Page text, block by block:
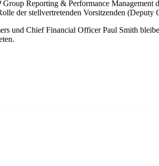
Reporting & Performance
der stellvertretenden Vorsitzenden (Deputy
und Chief Financial Officer Paul Smith